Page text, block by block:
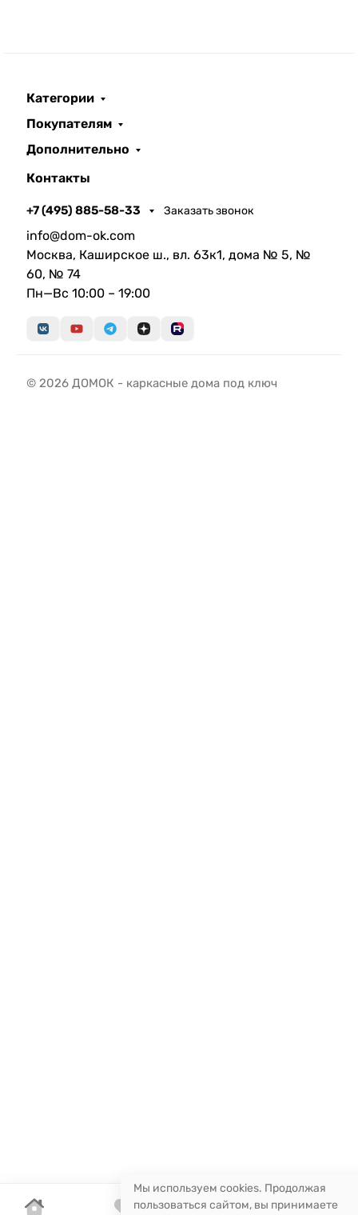
Категории
Покупателям
Дополнительно
Контакты
+7 (495) 885-58-33 Заказать звонок
info@dom-ok.com
Москва, Каширское ш., вл. 63к1, дома № 5, №
60, № 74
Пн—Вс 10:00 – 19:00
© 2026 ДОМОК - каркасные дома под ключ
Мы используем cookies. Продолжая
пользоваться сайтом, вы принимаете